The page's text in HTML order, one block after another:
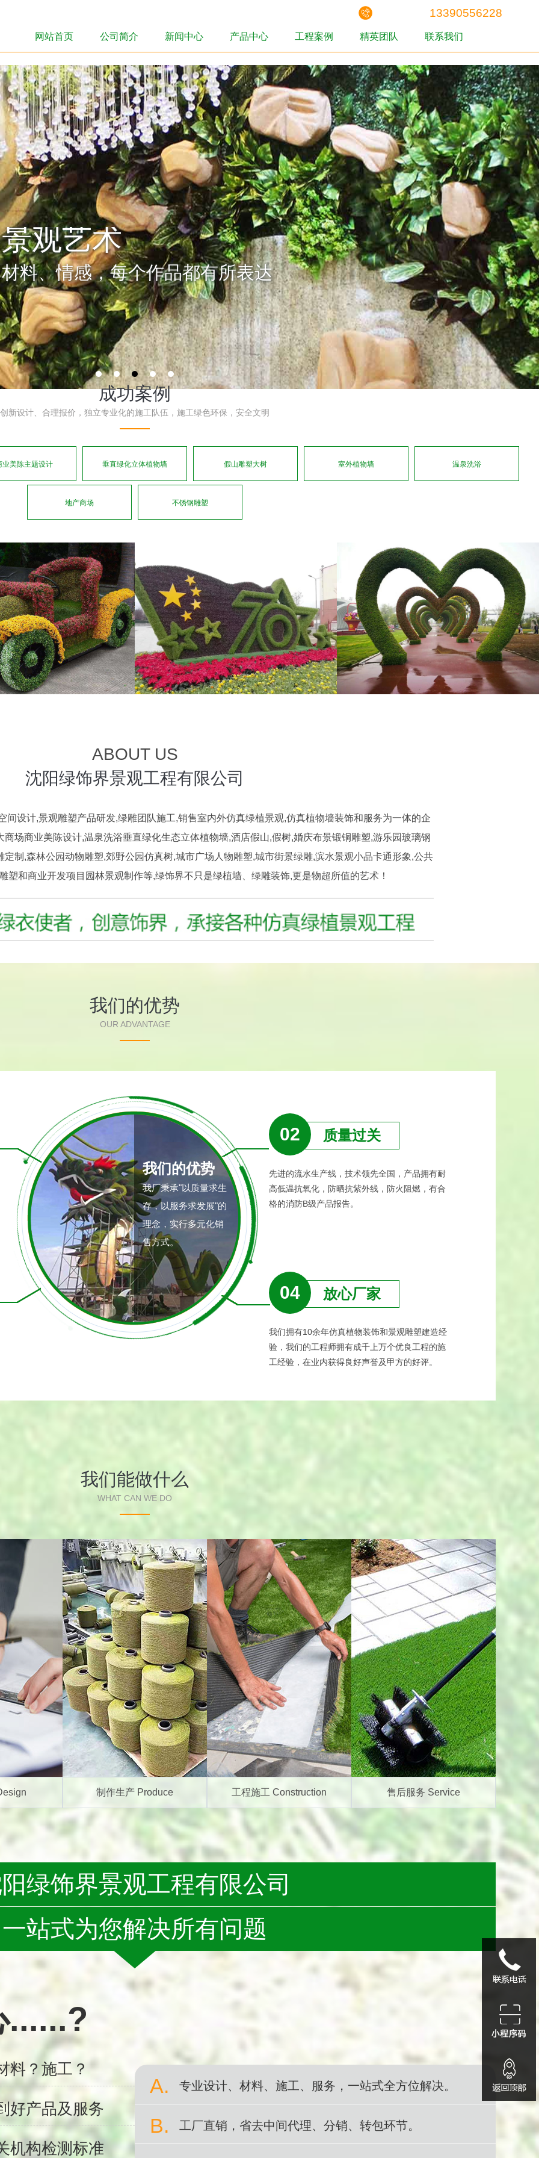
13390556228
网站首页
网站首页
公司简介
公司简介
新闻中心
新闻中心
产品中心
产品中心
工程案例
工程案例
精英团队
精英团队
联系我们
联系我们
绿雕工程案例
地超过150个国家和地区
成功案例
创新设计、合理报价，独立专业化的施工队伍，施工绿色环保，安全文明
业美陈主题设计 垂直绿化立体植物墙 假山雕塑大树 室外植物墙 温泉洗浴
地产商场 不锈钢雕塑
ABOUT US
沈阳绿饰界景观工程有限公司
设计,景观雕塑产品研发,绿雕团队施工,销售室内外仿真绿植景观,仿真植物墙装饰和服务为一体的企
场商业美陈设计,温泉洗浴垂直绿化生态立体植物墙,酒店假山,假树,婚庆布景锻铜雕塑,游乐园玻璃钢
制,森林公园动物雕塑,郊野公园仿真树,城市广场人物雕塑,城市街景绿雕,滨水景观小品卡通形象,公共
塑和商业开发项目园林景观制作等,绿饰界不只是绿植墙、绿雕装饰,更是物超所值的艺术！
我们的优势
OUR ADVANTAGE
我们的优势
我厂秉承"以质量求生
存，以服务求发展"的
理念，实行多元化销
售方式。
02 质量过关
先进的流水生产线，技术领先全国，产品拥有耐
高低温抗氧化，防晒抗紫外线，防火阻燃，有合
格的消防B级产品报告。
04 放心厂家
我们拥有10余年仿真植物装饰和景观雕塑建造经
验，我们的工程师拥有成千上万个优良工程的施
工经验，在业内获得良好声誉及甲方的好评。
我们能做什么
WHAT CAN WE DO
制作生产 Produce 工程施工 Construction 售后服务 Service
绿饰界景观工程有限公司
一站式为您解决所有问题
......?
料？施工？
好产品及服务
机构检测标准
A. 专业设计、材料、施工、服务，一站式全方位解决。
B. 工厂直销，省去中间代理、分销、转包环节。
小程序码